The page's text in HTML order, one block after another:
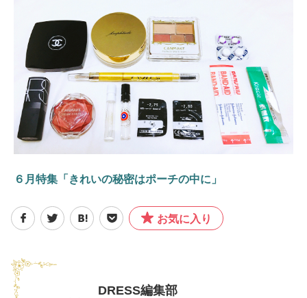
６月特集「きれいの秘密はポーチの中に」
お気に入り
DRESS編集部